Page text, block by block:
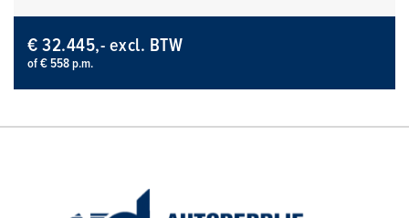
€ 32.445,- excl. BTW
of € 558 p.m.